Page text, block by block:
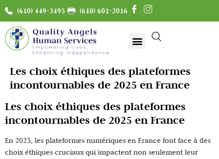
(610) 449-3495 (610) 601-2016
Les choix éthiques des plateformes
incontournables de 2025 en France
Les choix éthiques des plateformes
incontournables de 2025 en France
En 2025, les plateformes numériques en France font face à des
choix éthiques cruciaux qui impactent non seulement leur